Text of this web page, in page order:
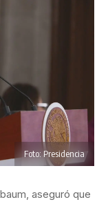
Foto: Presidencia
aseguró que